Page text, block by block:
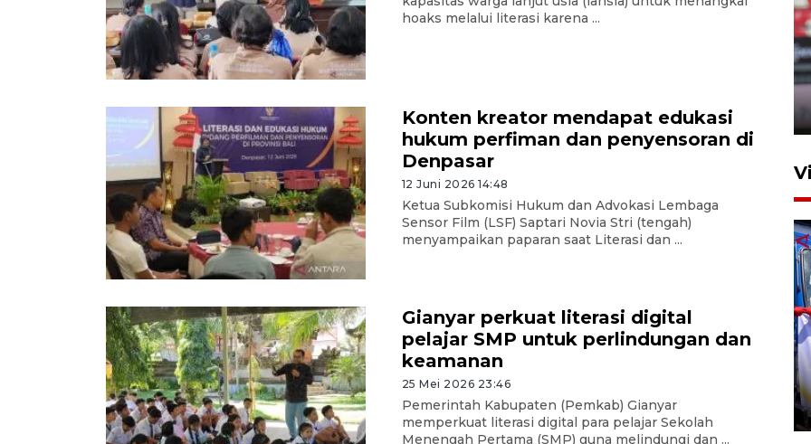
hoaks melalui literasi karena ...
Konten kreator mendapat edukasi
hukum perfiman dan penyensoran di
Denpasar
12 Juni 2026 14:48
Ketua Subkomisi Hukum dan Advokasi Lembaga
Sensor Film (LSF) Saptari Novia Stri (tengah)
menyampaikan paparan saat Literasi dan ...
Gianyar perkuat literasi digital
pelajar SMP untuk perlindungan dan
keamanan
25 Mei 2026 23:46
Pemerintah Kabupaten (Pemkab) Gianyar
memperkuat literasi digital para pelajar Sekolah
Menengah Pertama (SMP) guna melindungi dan ...
4 Agustus 2026 20:10
Apresiasi Desak Made,
Pemprov Bali siapkan wall
standar internasional
24 Juli 2026 20:25